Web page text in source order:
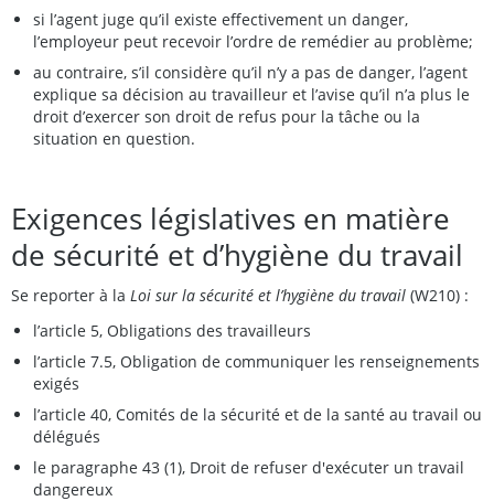
si l’agent juge qu’il existe effectivement un danger,
l’employeur peut recevoir l’ordre de remédier au problème;
au contraire, s’il considère qu’il n’y a pas de danger, l’agent
explique sa décision au travailleur et l’avise qu’il n’a plus le
droit d’exercer son droit de refus pour la tâche ou la
situation en question.
Exigences législatives en matière
de sécurité et d’hygiène du travail
Se reporter à la Loi sur la sécurité et l’hygiène du travail (W210) :
l’article 5, Obligations des travailleurs
l’article 7.5, Obligation de communiquer les renseignements
exigés
l’article 40, Comités de la sécurité et de la santé au travail ou
délégués
le paragraphe 43 (1), Droit de refuser d'exécuter un travail
dangereux